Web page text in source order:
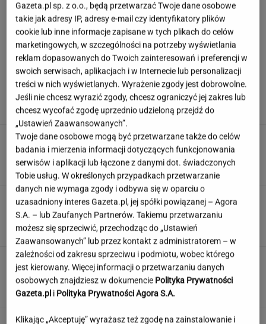
Miszczak o odejściu Cichopek i
Kurzajewskiego. "Kiedyś źle wybrali"
Zmiany w utylizacji opon. Nowe przepisy
dotkną wszystkich kierowców
Dzisiejszy copiątkowy quiz wiedzy nie zostawi
na tobie suchej nitki!
To nie droga na skróty. Matka pokazuje, jak
naprawdę wygląda edukacja domowa
MATERIAŁ PROMOCYJNY
Gazeta.pl sp. z o.o., będą przetwarzać Twoje dane osobowe
takie jak adresy IP, adresy e-mail czy identyfikatory plików
cookie lub inne informacje zapisane w tych plikach do celów
marketingowych, w szczególności na potrzeby wyświetlania
reklam dopasowanych do Twoich zainteresowań i preferencji w
swoich serwisach, aplikacjach i w Internecie lub personalizacji
treści w nich wyświetlanych. Wyrażenie zgody jest dobrowolne.
Jeśli nie chcesz wyrazić zgody, chcesz ograniczyć jej zakres lub
chcesz wycofać zgodę uprzednio udzieloną przejdź do
„Ustawień Zaawansowanych”.
Twoje dane osobowe mogą być przetwarzane także do celów
badania i mierzenia informacji dotyczących funkcjonowania
serwisów i aplikacji lub łączone z danymi dot. świadczonych
Tobie usług. W określonych przypadkach przetwarzanie
danych nie wymaga zgody i odbywa się w oparciu o
uzasadniony interes Gazeta.pl, jej spółki powiązanej – Agora
S.A. – lub Zaufanych Partnerów. Takiemu przetwarzaniu
możesz się sprzeciwić, przechodząc do „Ustawień
Zaawansowanych” lub przez kontakt z administratorem – w
zależności od zakresu sprzeciwu i podmiotu, wobec którego
jest kierowany. Więcej informacji o przetwarzaniu danych
osobowych znajdziesz w dokumencie Polityka Prywatności
Gazeta.pl i Polityka Prywatności Agora S.A.
Klikając „Akceptuję” wyrażasz też zgodę na zainstalowanie i